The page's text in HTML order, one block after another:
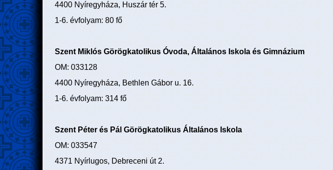
4400 Nyíregyháza, Huszár tér 5.
1-6. évfolyam: 80 fő
Szent Miklós Görögkatolikus Óvoda, Általános Iskola és Gimnázium
OM: 033128
4400 Nyíregyháza, Bethlen Gábor u. 16.
1-6. évfolyam: 314 fő
Szent Péter és Pál Görögkatolikus Általános Iskola
OM: 033547
4371 Nyírlugos, Debreceni út 2.